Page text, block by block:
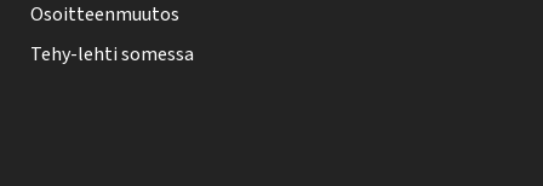
Osoitteenmuutos
Tehy-lehti somessa